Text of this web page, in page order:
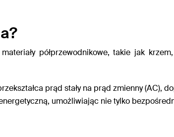
półprzewodnikowe, takie jak
prąd stały na prąd zmienny (AC),
umożliwiając nie tylko